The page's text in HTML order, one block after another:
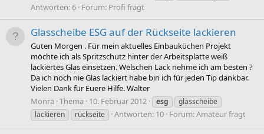
Antworten: 6 Forum: Profi fragt
Glasscheibe ESG auf der Rückseite lackieren
Guten Morgen . Für mein aktuelles Einbauküchen Projekt
möchte ich als Spritzschutz hinter der Arbeitsplatte weiß
lackiertes Glas einsetzen. Welschen Lack nehme ich am besten ?
Da ich noch nie Glas lackiert habe bin ich für jeden Tip dankbar.
Vielen Dank für Euere Hilfe. Walter
Monra Thema 10. Februar 2012 esg
glasscheibe
lackieren
rückseite Antworten: 10 Forum:Amateur fragt